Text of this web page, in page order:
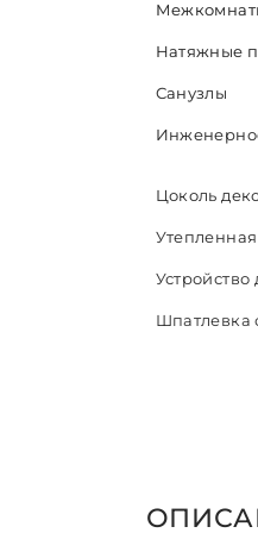
Натяжные
Санузлы
Цоколь
Шпатлевка